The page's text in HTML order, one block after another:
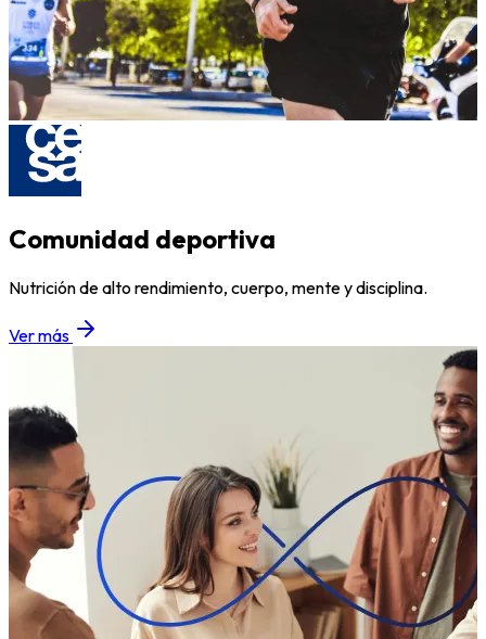
Comunidad deportiva
Nutrición de alto rendimiento, cuerpo, mente y disciplina.
Ver más